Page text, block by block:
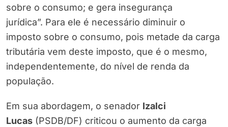
sobre o consumo; e gera insegurança
jurídica”. Para ele é necessário diminuir o
imposto sobre o consumo, pois metade da carga
tributária vem deste imposto, que é o mesmo,
independentemente, do nível de renda da
população.
Em sua abordagem, o senador Izalci
Lucas (PSDB/DF) criticou o aumento da carga